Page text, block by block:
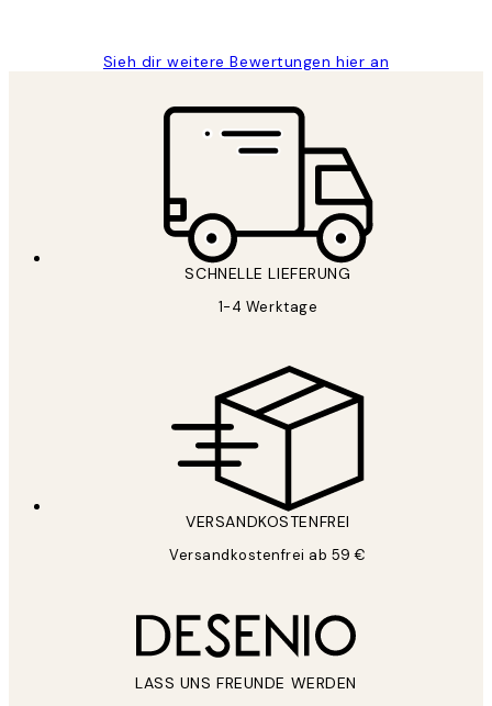
Sieh dir weitere Bewertungen hier an
SCHNELLE LIEFERUNG
1-4 Werktage
VERSANDKOSTENFREI
Versandkostenfrei ab 59 €
LASS UNS FREUNDE WERDEN